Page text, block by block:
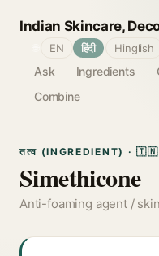
Indian Skincare,
Ask Ingredients
Combine
EN हिंदी Hinglish
तत्व (INGREDIENT) · 🇮🇳
Simethicone
Anti-foaming agent /